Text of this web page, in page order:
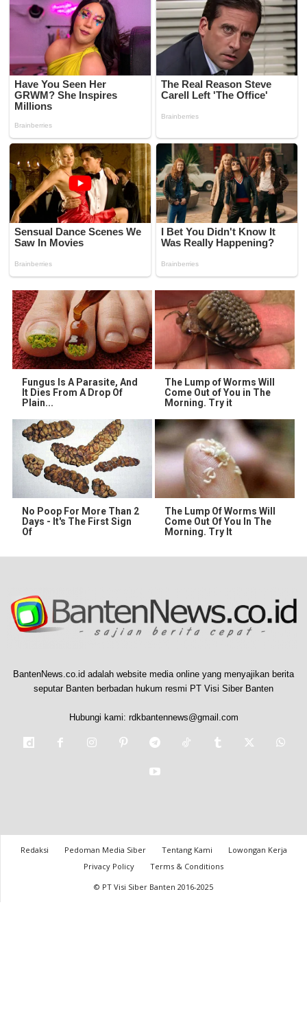
Fungus Is A Parasite, And
It Dies From A Drop Of
Plain...
The Lump of Worms Will
Come Out of You in The
Morning. Try it
No Poop For More Than 2
Days - It's The First Sign
Of
The Lump Of Worms Will
Come Out Of You In The
Morning. Try It
BantenNews.co.id adalah website media online yang menyajikan berita
seputar Banten berbadan hukum resmi PT Visi Siber Banten
Hubungi kami: rdkbantennews@gmail.com
Redaksi Pedoman Media Siber Tentang Kami
Lowongan Kerja
Privacy Policy
Terms & Conditions
© PT Visi Siber Banten 2016-2025